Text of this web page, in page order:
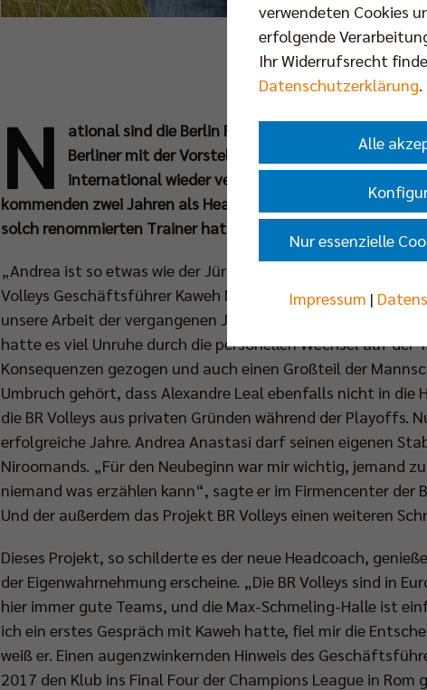
Fotos:
N
ational sind die Berlin Recycling Volleys zehnmal
Berliner mit der Vorstellung ihres neuen Trainers
international wieder verstärkt für Furore sorgen
kommenden zwei Jahren als Headcoach an der Seitenlinie
solch renommierten Trainer hat es bisher in der Volleyball
„Andrea ist so etwas wie der Jürgen Klopp oder der Pep
Volleys Geschäftsführer Kaweh Niroomand bei der
unsere Arbeit der vergangenen Jahre, dass so ein Coach
hatte es viel Unruhe durch die personellen Wechsel auf der
Konsequenzen gezogen und auch einen Großteil der
Umbruch gehört, dass Alexandre Leal ebenfalls nicht in
die BR Volleys aus privaten Gründen während der Playoffs.
erfolgreiche Jahre. Andrea Anastasi darf seinen eigenen
Niroomands. „Für den Neubeginn war mir wichtig, jemand
niemand was erzählen kann“, sagte er im Firmencenter
Und der außerdem das Projekt BR Volleys einen weiteren
Dieses Projekt, so schilderte es der neue Headcoach,
der Eigenwahrnehmung erscheine. „Die BR Volleys sind in
hier immer gute Teams, und die Max-Schmeling-Halle ist
ich ein erstes Gespräch mit Kaweh hatte, fiel mir die
weiß er. Einen augenzwinkernden Hinweis des
2017 den Klub ins Final Four der Champions League in
verwendeten Cookies
erfolgende
Ihr Widerrufsrecht
Datenschutzerklärung.
Alle
Nur essenzielle
Impressum |